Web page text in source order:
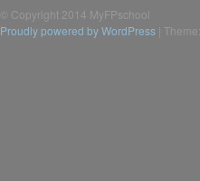
© Copyright 2014 MyFPschool
Proudly powered by WordPress